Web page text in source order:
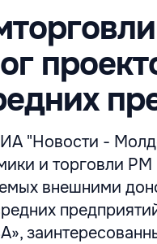
"Новости -
и торговли РМ
внешними